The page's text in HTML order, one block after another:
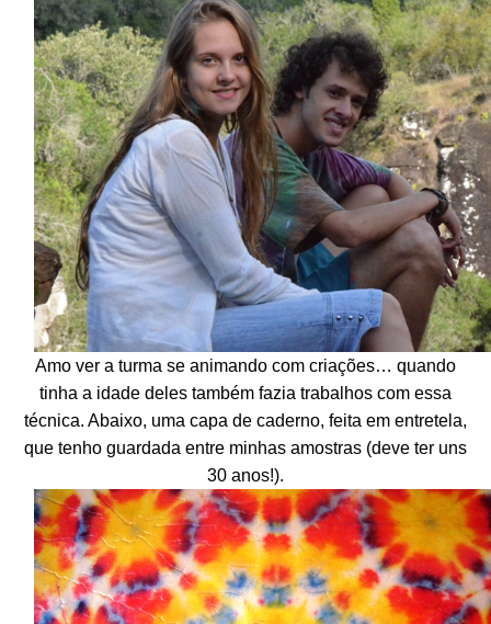
Amo ver a turma se animando com criações… quando
tinha a idade deles também fazia trabalhos com essa
técnica. Abaixo, uma capa de caderno, feita em entretela,
que tenho guardada entre minhas amostras (deve ter uns
30 anos!).